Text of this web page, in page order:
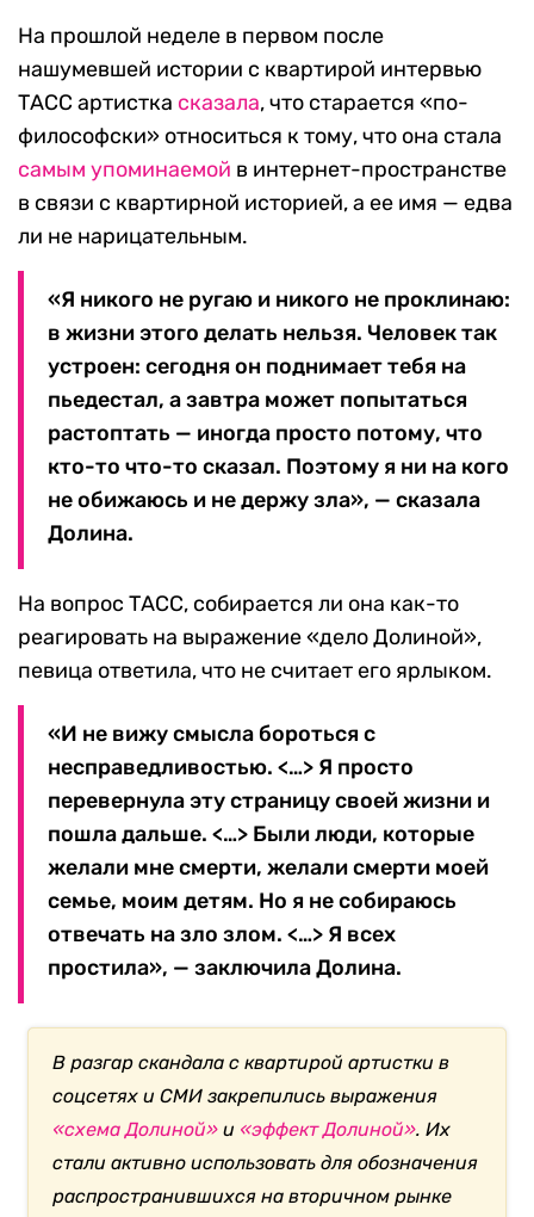
На прошлой неделе в первом после
нашумевшей истории с квартирой интервью
ТАСС артистка сказала, что старается «по-
философски» относиться к тому, что она стала
самым упоминаемой в интернет-пространстве
в связи с квартирной историей, а ее имя — едва
ли не нарицательным.
«Я никого не ругаю и никого не проклинаю:
в жизни этого делать нельзя. Человек так
устроен: сегодня он поднимает тебя на
пьедестал, а завтра может попытаться
растоптать — иногда просто потому, что
кто-то что-то сказал. Поэтому я ни на кого
не обижаюсь и не держу зла», — сказала
Долина.
На вопрос ТАСС, собирается ли она как-то
реагировать на выражение «дело Долиной»,
певица ответила, что не считает его ярлыком.
«И не вижу смысла бороться с
несправедливостью. <…> Я просто
перевернула эту страницу своей жизни и
пошла дальше. <…> Были люди, которые
желали мне смерти, желали смерти моей
семье, моим детям. Но я не собираюсь
отвечать на зло злом. <…> Я всех
простила», — заключила Долина.
В разгар скандала с квартирой артистки в
соцсетях и СМИ закрепились выражения
«схема Долиной» и «эффект Долиной». Их
стали активно использовать для обозначения
распространившихся на вторичном рынке